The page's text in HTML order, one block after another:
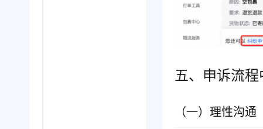
五、申诉流程
（一）理性沟通